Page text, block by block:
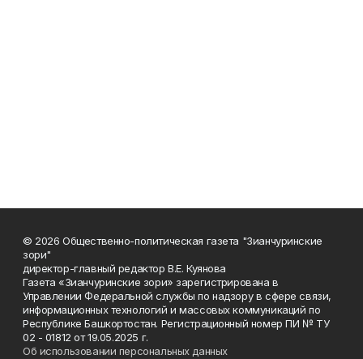
© 2026 Общественно-политическая газета "Зианчуринские
зори"
директор-главный редактор В.Е. Куянова
Газета «Зианчуринские зори» зарегистрирована в
Управлении Федеральной службы по надзору в сфере связи,
информационных технологий и массовых коммуникаций по
Республике Башкортостан. Регистрационный номер ПИ № ТУ
02 - 01812 от 19.05.2025 г.
Об использовании персональных данных